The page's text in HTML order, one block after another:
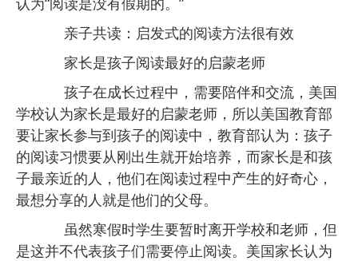
亲子共读：启发式的阅读方法很有效
家长是孩子阅读最好的启蒙老师
孩子在成长过程中，需要陪伴和交流，美国
学校认为家长是最好的启蒙老师，所以美国教育部
要让家长参与到孩子的阅读中，教育部认为：孩子
的阅读习惯要从刚出生就开始培养，而家长是和孩
子最亲近的人，他们在阅读过程中产生的好奇心，
最想分享的人就是他们的父母。
虽然寒假时学生要暂时离开学校和老师，但
是这并不代表孩子们需要停止阅读。美国家长认为